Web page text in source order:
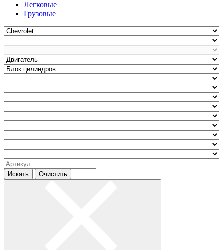
Легковые
Грузовые
Искать Очистить